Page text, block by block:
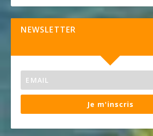
NEWSLETTER
Je m'inscris